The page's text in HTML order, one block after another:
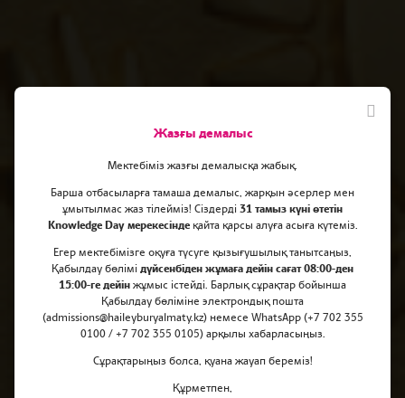
Ұлттық ғылыми жәрмеңкедегі
алтын медаль!
Жазғы демалыс
Мектебіміз жазғы демалысқа жабық.
Барша отбасыларға тамаша демалыс, жарқын әсерлер мен
ұмытылмас жаз тілейміз! Сіздерді 31 тамыз күні өтетін
Knowledge Day мерекесіндеқайта қарсы алуға асыға күтеміз.
Егер мектебімізге оқуға түсуге қызығушылық танытсаңыз,
Қабылдау бөлімі дүйсенбіден жұмаға дейін сағат 08:00-ден
15:00-ге дейін жұмыс істейді. Барлық сұрақтар бойынша
Қабылдау бөліміне электрондық пошта
(admissions@haileyburyalmaty.kz) немесе WhatsApp (+7 702 355
0100 / +7 702 355 0105) арқылы хабарласыңыз.
Сұрақтарыңыз болса, қуана жауап береміз!
Құрметпен,